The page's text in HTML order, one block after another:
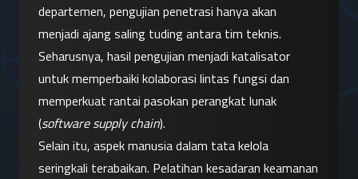
departemen, pengujian penetrasi hanya akan
menjadi ajang saling tuding antara tim teknis.
Seharusnya, hasil pengujian menjadi katalisator
untuk memperbaiki kolaborasi lintas fungsi dan
memperkuat rantai pasokan perangkat lunak
(software supply chain).
Selain itu, aspek manusia dalam tata kelola
seringkali terabaikan. Pelatihan kesadaran keamanan